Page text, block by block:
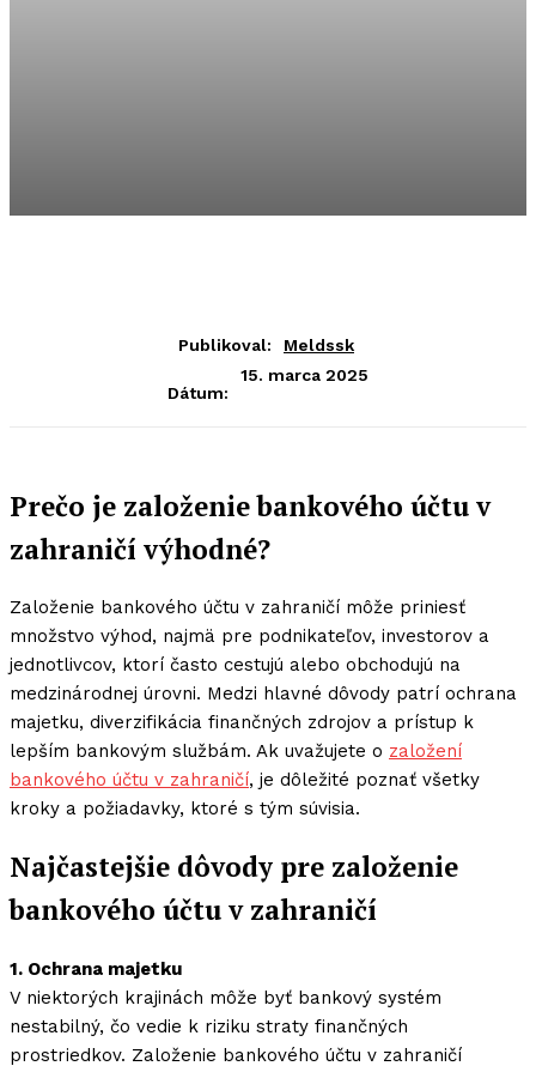
Publikoval: Meldssk
Dátum:
15. marca 2025
Prečo je založenie bankového účtu v
zahraničí výhodné?
Založenie bankového účtu v zahraničí môže priniesť
množstvo výhod, najmä pre podnikateľov, investorov a
jednotlivcov, ktorí často cestujú alebo obchodujú na
medzinárodnej úrovni. Medzi hlavné dôvody patrí ochrana
majetku, diverzifikácia finančných zdrojov a prístup k
lepším bankovým službám. Ak uvažujete o založení
bankového účtu v zahraničí, je dôležité poznať všetky
kroky a požiadavky, ktoré s tým súvisia.
Najčastejšie dôvody pre založenie
bankového účtu v zahraničí
1. Ochrana majetku
V niektorých krajinách môže byť bankový systém
nestabilný, čo vedie k riziku straty finančných
prostriedkov. Založenie bankového účtu v zahraničí